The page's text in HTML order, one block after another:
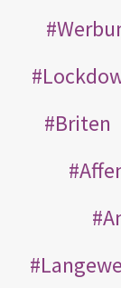
Briten